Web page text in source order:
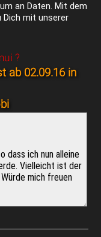
an Daten. Mit dem
Dich mit unserer
?
ab 02.09.16 in